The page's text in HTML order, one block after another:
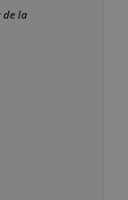
de la